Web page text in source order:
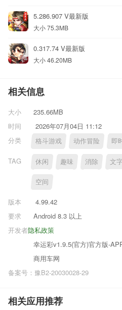
5.286.907 V最新版
大小 75.3MB
0.317.74 V最新版
大小 46.20MB
相关信息
大小
235.66MB
时间
2026年07月04日 11:12
分类
格斗游戏 动作冒险 即
TAG 休闲 趣味 消除 文
空间
版本
4.99.42
要求
Android 8.3 以上
隐私政策
开发者
幸运彩v1.9.5(官方)官方版-
商用车网
备案号：豫B2-20030028-29
相关应用推荐